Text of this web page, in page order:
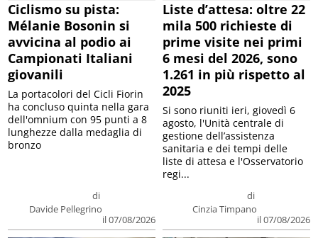
Ciclismo su pista:
Mélanie Bosonin si
avvicina al podio ai
Campionati Italiani
giovanili
di
Davide Pellegrino
il 07/08/2026
La portacolori del Cicli Fiorin
ha concluso quinta nella gara
dell'omnium con 95 punti a 8
lunghezze dalla medaglia di
bronzo
Liste d’attesa: oltre 22
mila 500 richieste di
prime visite nei primi
6 mesi del 2026, sono
1.261 in più rispetto al
2025
di
Cinzia Timpano
il 07/08/2026
Si sono riuniti ieri, giovedì 6
agosto, l'Unità centrale di
gestione dell’assistenza
sanitaria e dei tempi delle
liste di attesa e l'Osservatorio
regi...